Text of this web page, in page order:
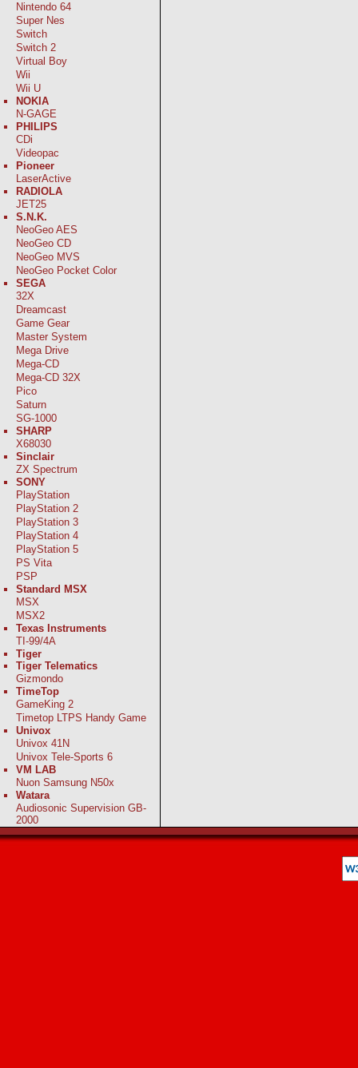
Nintendo 64
Super Nes
Switch
Switch 2
Virtual Boy
Wii
Wii U
NOKIA
N-GAGE
PHILIPS
CDi
Videopac
Pioneer
LaserActive
RADIOLA
JET25
S.N.K.
NeoGeo AES
NeoGeo CD
NeoGeo MVS
NeoGeo Pocket Color
SEGA
32X
Dreamcast
Game Gear
Master System
Mega Drive
Mega-CD
Mega-CD 32X
Pico
Saturn
SG-1000
SHARP
X68030
Sinclair
ZX Spectrum
SONY
PlayStation
PlayStation 2
PlayStation 3
PlayStation 4
PlayStation 5
PS Vita
PSP
Standard MSX
MSX
MSX2
Texas Instruments
TI-99/4A
Tiger
Tiger Telematics
Gizmondo
TimeTop
GameKing 2
Timetop LTPS Handy Game
Univox
Univox 41N
Univox Tele-Sports 6
VM LAB
Nuon Samsung N50x
Watara
Audiosonic Supervision GB-
2000